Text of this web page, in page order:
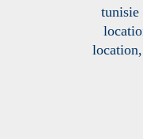
tunisie